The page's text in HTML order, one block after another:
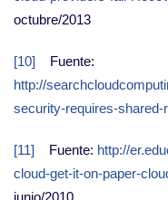
octubre/2013
[10] Fuente:
http://
security-requires-
[11] Fuente: http://
cloud-get-it-on-paper-
junio/2010